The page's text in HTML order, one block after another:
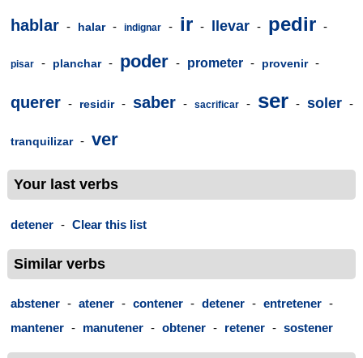
hablar - halar - indignar - ir - llevar - pedir -
pisar - planchar - poder - prometer - provenir -
querer - residir - saber - sacrificar - ser - soler -
tranquilizar - ver
Your last verbs
detener - Clear this list
Similar verbs
abstener - atener - contener - detener - entretener -
mantener - manutener - obtener - retener - sostener